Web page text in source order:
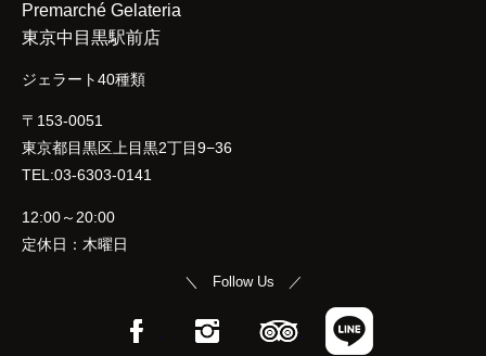
Premarché Gelateria
東京中目黒駅前店
ジェラート40種類
〒153-0051
東京都目黒区上目黒2丁目9−36
TEL:03-6303-0141
12:00～20:00
定休日：木曜日
＼ Follow Us ／
FacebookInstagramTripAdvisor